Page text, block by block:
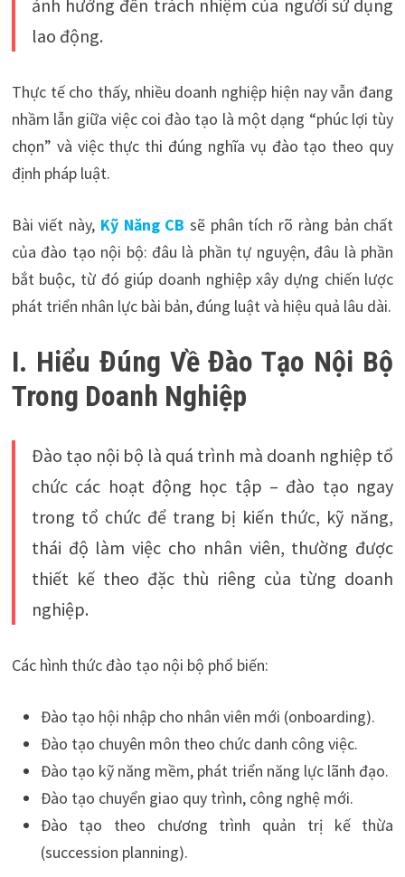
ảnh hưởng đến trách nhiệm của người sử dụng
lao động.
Thực tế cho thấy, nhiều doanh nghiệp hiện nay vẫn đang
nhầm lẫn giữa việc coi đào tạo là một dạng “phúc lợi tùy
chọn” và việc thực thi đúng nghĩa vụ đào tạo theo quy
định pháp luật.
Bài viết này, Kỹ Năng CB sẽ phân tích rõ ràng bản chất
của đào tạo nội bộ: đâu là phần tự nguyện, đâu là phần
bắt buộc, từ đó giúp doanh nghiệp xây dựng chiến lược
phát triển nhân lực bài bản, đúng luật và hiệu quả lâu dài.
I. Hiểu Đúng Về Đào Tạo Nội Bộ
Trong Doanh Nghiệp
Đào tạo nội bộ là quá trình mà doanh nghiệp tổ
chức các hoạt động học tập – đào tạo ngay
trong tổ chức để trang bị kiến thức, kỹ năng,
thái độ làm việc cho nhân viên, thường được
thiết kế theo đặc thù riêng của từng doanh
nghiệp.
Các hình thức đào tạo nội bộ phổ biến:
Đào tạo hội nhập cho nhân viên mới (onboarding).
Đào tạo chuyên môn theo chức danh công việc.
Đào tạo kỹ năng mềm, phát triển năng lực lãnh đạo.
Đào tạo chuyển giao quy trình, công nghệ mới.
Đào tạo theo chương trình quản trị kế thừa
(succession planning).